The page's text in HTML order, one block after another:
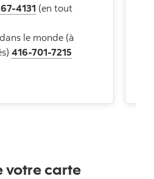
4131 (en tout
le monde (à
416-701-7215
votre carte